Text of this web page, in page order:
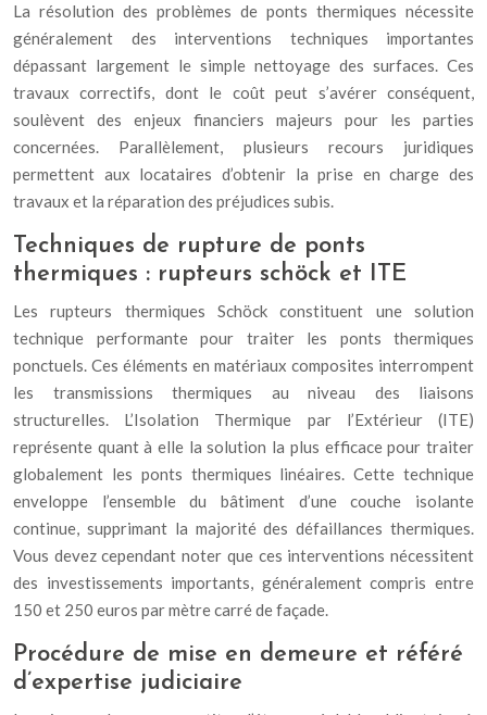
La résolution des problèmes de ponts thermiques nécessite
généralement des interventions techniques importantes
dépassant largement le simple nettoyage des surfaces. Ces
travaux correctifs, dont le coût peut s’avérer conséquent,
soulèvent des enjeux financiers majeurs pour les parties
concernées. Parallèlement, plusieurs recours juridiques
permettent aux locataires d’obtenir la prise en charge des
travaux et la réparation des préjudices subis.
Techniques de rupture de ponts
thermiques : rupteurs schöck et ITE
Les rupteurs thermiques Schöck constituent une solution
technique performante pour traiter les ponts thermiques
ponctuels. Ces éléments en matériaux composites interrompent
les transmissions thermiques au niveau des liaisons
structurelles. L’Isolation Thermique par l’Extérieur (ITE)
représente quant à elle la solution la plus efficace pour traiter
globalement les ponts thermiques linéaires. Cette technique
enveloppe l’ensemble du bâtiment d’une couche isolante
continue, supprimant la majorité des défaillances thermiques.
Vous devez cependant noter que ces interventions nécessitent
des investissements importants, généralement compris entre
150 et 250 euros par mètre carré de façade.
Procédure de mise en demeure et référé
d’expertise judiciaire